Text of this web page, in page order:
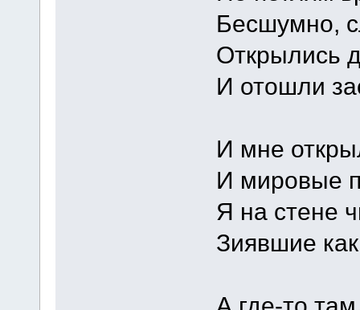
Бесшумно,
Открылись
И отошли
И мне
И мировые
Я на стене
Зиявшие